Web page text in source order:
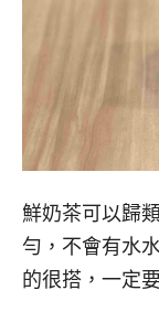
鮮奶茶可以歸
勻，不會有水
的很搭，一定